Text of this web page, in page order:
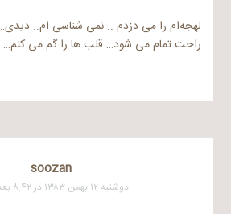
لهجه‌ام را می دزدم .. نمی شناسی ام..
راحت تمام می شود… قلب ها را گم می کنم…
soozan
دوشنبه ۱۲ بهمن ۱۳۸۳ در ۸:۴۲ بعد از ظهر